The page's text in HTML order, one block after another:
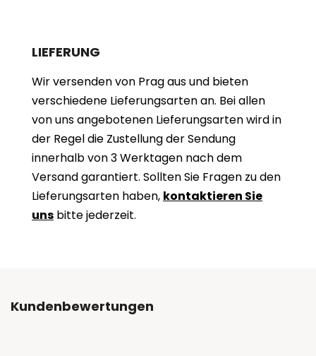
LIEFERUNG
Wir versenden von Prag aus und bieten
verschiedene Lieferungsarten an. Bei allen
von uns angebotenen Lieferungsarten wird in
der Regel die Zustellung der Sendung
innerhalb von 3 Werktagen nach dem
Versand garantiert. Sollten Sie Fragen zu den
Lieferungsarten haben, kontaktieren Sie
uns bitte jederzeit.
Kundenbewertungen